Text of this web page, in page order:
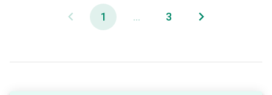
1 ... 3